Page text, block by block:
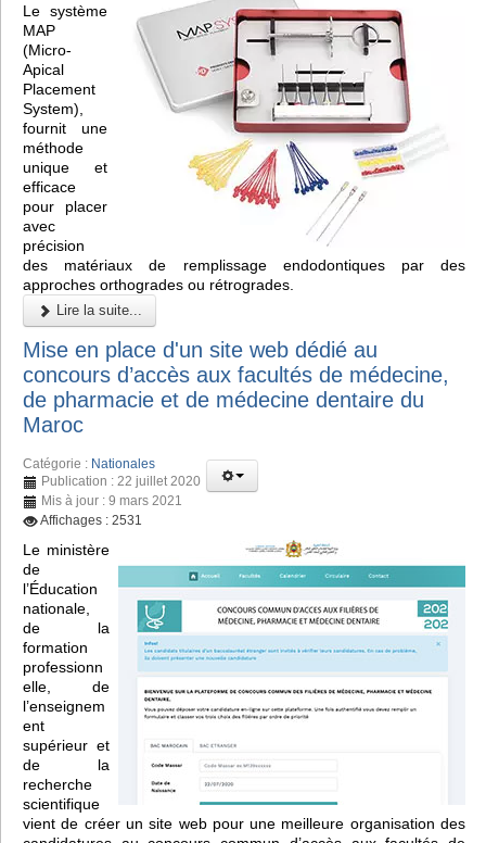
Le système
MAP
(Micro-
Apical
Placement
System),
fournit une
méthode
unique et
efficace
pour placer
avec
précision
des matériaux de remplissage endodontiques par des
approches orthogrades ou rétrogrades.
Lire la suite...
Mise en place d'un site web dédié au
concours d’accès aux facultés de médecine,
de pharmacie et de médecine dentaire du
Maroc
Catégorie : Nationales
Publication : 22 juillet 2020
Mis à jour : 9 mars 2021
Affichages : 2531
Le ministère
de
l’Éducation
nationale,
de la
formation
professionn
elle, de
l’enseignem
ent
supérieur et
de la
recherche
scientifique
vient de créer un site web pour une meilleure organisation des